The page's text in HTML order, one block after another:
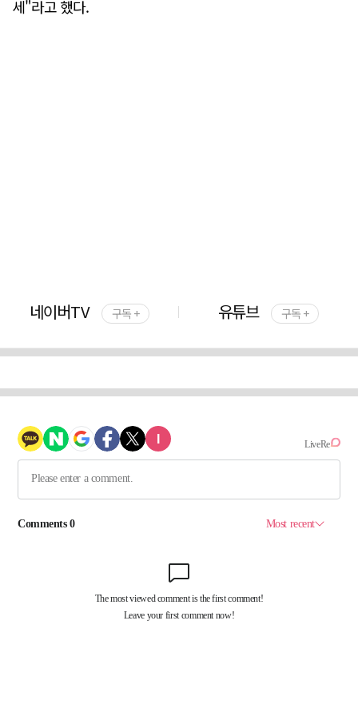
세"라고 했다.
네이버TV 구독 + 유튜브 구독 +